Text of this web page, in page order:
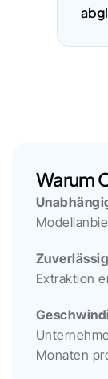
Warum
Extraktion
Monaten